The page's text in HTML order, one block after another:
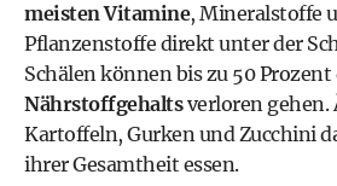
meisten Vitamine, Mineralstoffe
Pflanzenstoffe direkt unter der
Schälen können bis zu 50 Prozent
Nährstoffgehaltsverloren gehen.
Kartoffeln, Gurken und Zucchini
ihrer Gesamtheit essen.